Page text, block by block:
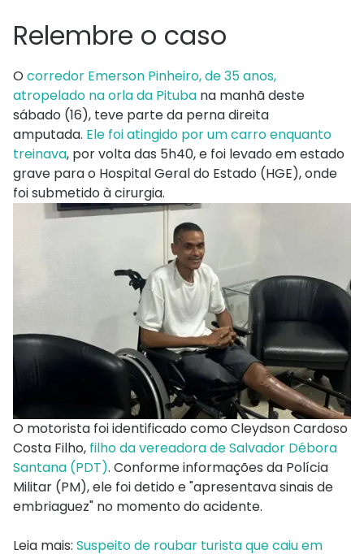
Relembre o caso
O corredor Emerson Pinheiro, de 35 anos,
atropelado na orla da Pituba na manhã deste
sábado (16), teve parte da perna direita
amputada. Ele foi atingido por um carro enquanto
treinava, por volta das 5h40, e foi levado em estado
grave para o Hospital Geral do Estado (HGE), onde
foi submetido à cirurgia.
O motorista foi identificado como Cleydson Cardoso
Costa Filho, filho da vereadora de Salvador Débora
Santana (PDT). Conforme informações da Polícia
Militar (PM), ele foi detido e "apresentava sinais de
embriaguez" no momento do acidente.
Leia mais: Suspeito de roubar turista que caiu em